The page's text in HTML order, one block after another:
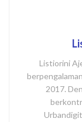
Listiorini
2017.